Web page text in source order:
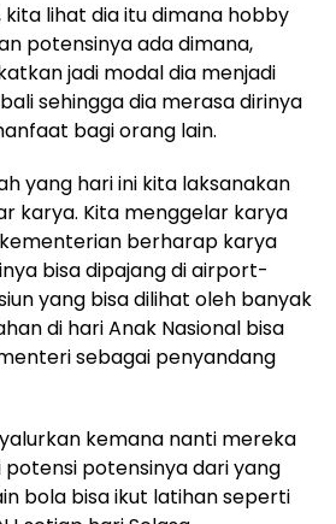
kita lihat dia itu dimana hobby
potensinya ada dimana,
jadi modal dia menjadi
sehingga dia merasa dirinya
bagi orang lain.
yang hari ini kita laksanakan
karya. Kita menggelar karya
berharap karya
bisa dipajang di airport-
yang bisa dilihat oleh banyak
di hari Anak Nasional bisa
sebagai penyandang
kemana nanti mereka
potensinya dari yang
bola bisa ikut latihan seperti